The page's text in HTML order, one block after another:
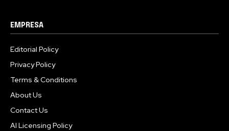
EMPRESA
Editorial Policy
Privacy Policy
Terms & Conditions
About Us
Contact Us
AI Licensing Policy